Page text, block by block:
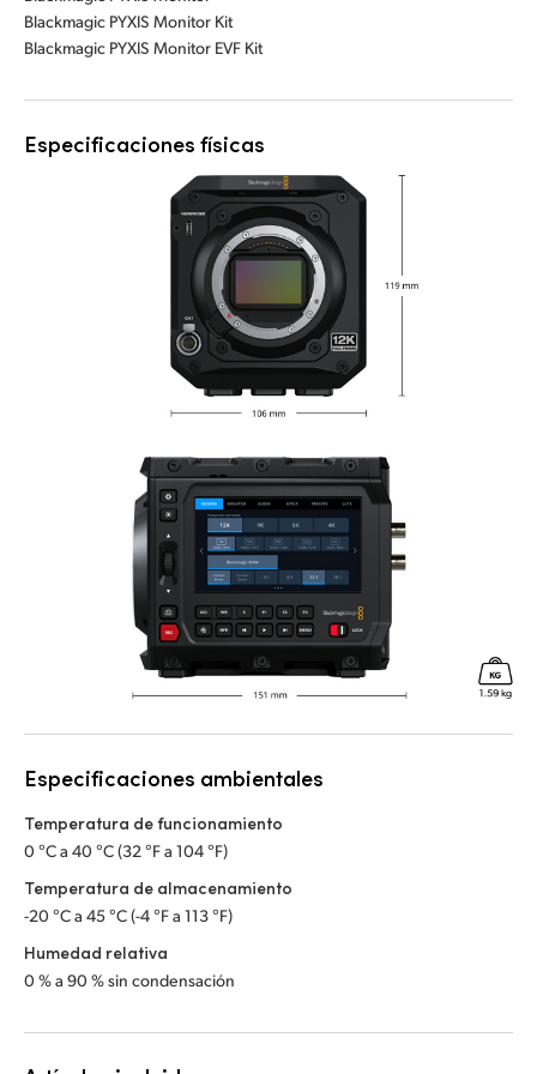
Blackmagic PYXIS Monitor Kit
Blackmagic PYXIS Monitor EVF Kit
Especificaciones físicas
Especificaciones ambientales
Temperatura de funcionamiento
0 °C a 40 °C (32 °F a 104 °F)
Temperatura de almacenamiento
-20 °C a 45 °C (-4 °F a 113 °F)
Humedad relativa
0 % a 90 % sin condensación